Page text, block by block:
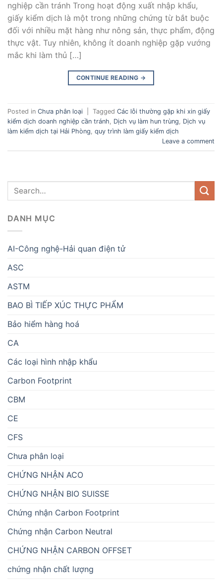
nghiệp cần tránh Trong hoạt động xuất nhập khẩu,
giấy kiểm dịch là một trong những chứng từ bắt buộc
đối với nhiều mặt hàng như nông sản, thực phẩm, động
thực vật. Tuy nhiên, không ít doanh nghiệp gặp vướng
mắc khi làm thủ […]
CONTINUE READING →
Posted in Chưa phân loại Tagged Các lỗi thường gặp khi xin giấy
kiểm dịch doanh nghiệp cần tránh, Dịch vụ làm hun trùng, Dịch vụ
làm kiểm dịch tại Hải Phòng, quy trình làm giấy kiểm dịch
Leave a comment
DANH MỤC
AI-Công nghệ-Hải quan điện tử
ASC
ASTM
BAO BÌ TIẾP XÚC THỰC PHẨM
Bảo hiểm hàng hoá
CA
Các loại hình nhập khẩu
Carbon Footprint
CBM
CE
CFS
Chưa phân loại
CHỨNG NHẬN ACO
CHỨNG NHẬN BIO SUISSE
Chứng nhận Carbon Footprint
Chứng nhận Carbon Neutral
CHỨNG NHẬN CARBON OFFSET
chứng nhận chất lượng